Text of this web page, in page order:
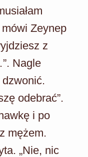
Zeynep
z
Nagle
dzwonić.
odebrać”.
i po
mężem.
„Nie, nic